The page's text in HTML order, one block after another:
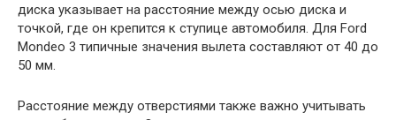
диска указывает на расстояние между осью диска и
точкой, где он крепится к ступице автомобиля. Для Ford
Mondeo 3 типичные значения вылета составляют от 40 до
50 мм.
Расстояние между отверстиями также важно учитывать